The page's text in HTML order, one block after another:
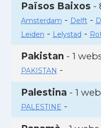
Països Baixos -
Amsterdam - Delft-
Leiden - Lelystad -
Pakistan - 1
PAKISTAN -
Palestina - 1
PALESTINE -